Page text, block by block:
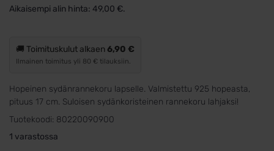
Aikaisempi alin hinta: 49,00 €.
🚚 Toimituskulut alkaen6,90 €
Ilmainen toimitus yli 80 € tilauksiin.
Hopeinen sydänrannekoru lapselle. Valmistettu 925 hopeasta,
pituus 17 cm. Suloisen sydänkoristeinen rannekoru lahjaksi!
Tuotekoodi: 80220090900
1 varastossa